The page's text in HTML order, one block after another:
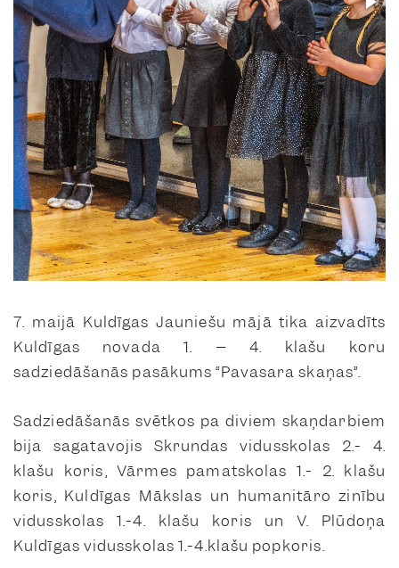
7. maijā Kuldīgas Jauniešu mājā tika aizvadīts
Kuldīgas novada 1. – 4. klašu koru
sadziedāšanās pasākums “Pavasara skaņas”.
Sadziedāšanās svētkos pa diviem skaņdarbiem
bija sagatavojis Skrundas vidusskolas 2.- 4.
klašu koris, Vārmes pamatskolas 1.- 2. klašu
koris, Kuldīgas Mākslas un humanitāro zinību
vidusskolas 1.-4. klašu koris un V. Plūdoņa
Kuldīgas vidusskolas 1.-4.klašu popkoris.